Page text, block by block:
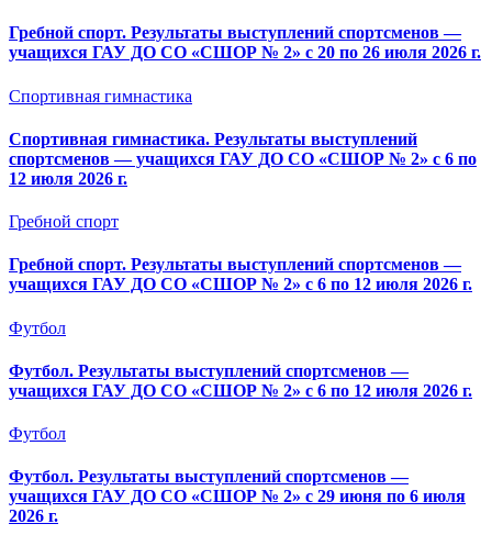
Гребной спорт. Результаты выступлений спортсменов —
учащихся ГАУ ДО СО «СШОР № 2» с 20 по 26 июля 2026 г.
Спортивная гимнастика
Спортивная гимнастика. Результаты выступлений
спортсменов — учащихся ГАУ ДО СО «СШОР № 2» с 6 по
12 июля 2026 г.
Гребной спорт
Гребной спорт. Результаты выступлений спортсменов —
учащихся ГАУ ДО СО «СШОР № 2» с 6 по 12 июля 2026 г.
Футбол
Футбол. Результаты выступлений спортсменов —
учащихся ГАУ ДО СО «СШОР № 2» с 6 по 12 июля 2026 г.
Футбол
Футбол. Результаты выступлений спортсменов —
учащихся ГАУ ДО СО «СШОР № 2» с 29 июня по 6 июля
2026 г.